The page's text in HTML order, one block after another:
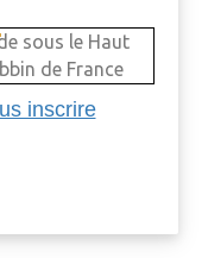
inscrire